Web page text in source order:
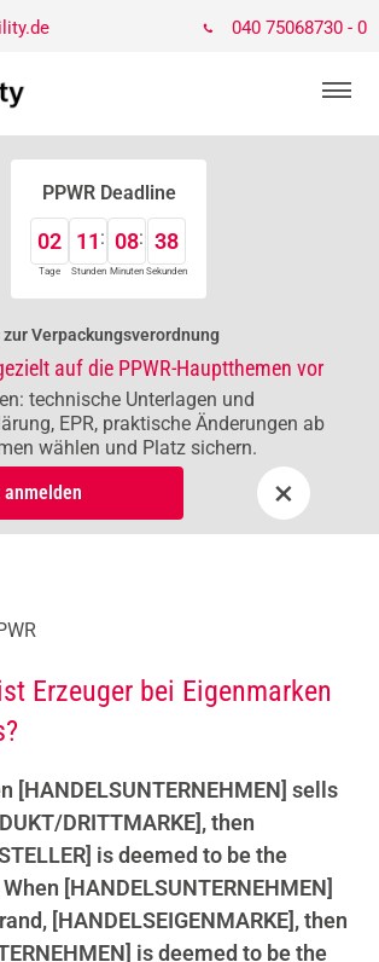
040 75068730 - 0
PPWR Deadline
02
Tage
11
Stunden
08
Minuten
37
Sekunden
Verpackungsverordnung
auf die PPWR-Hauptthemen vor
technische Unterlagen und
EPR, praktische Änderungen ab
wählen und Platz sichern.
×
Erzeuger bei Eigenmarken
[HANDELSUNTERNEHMEN] sells
DRITTMARKE], then
is deemed to be the
[HANDELSUNTERNEHMEN]
[HANDELSEIGENMARKE], then
is deemed to be the